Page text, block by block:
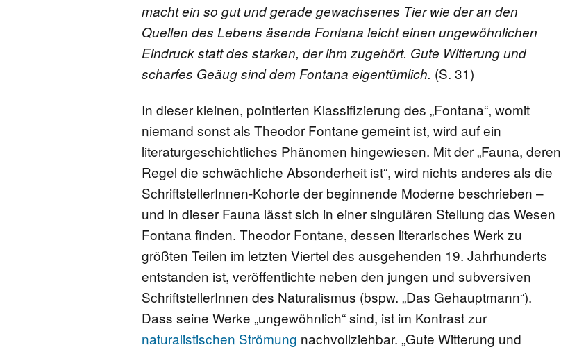
macht ein so gut und gerade gewachsenes Tier wie der an den
Quellen des Lebens äsende Fontana leicht einen ungewöhnlichen
Eindruck statt des starken, der ihm zugehört. Gute Witterung und
scharfes Geäug sind dem Fontana eigentümlich. (S. 31)
In dieser kleinen, pointierten Klassifizierung des „Fontana“, womit
niemand sonst als Theodor Fontane gemeint ist, wird auf ein
literaturgeschichtliches Phänomen hingewiesen. Mit der „Fauna, deren
Regel die schwächliche Absonderheit ist“, wird nichts anderes als die
SchriftstellerInnen-Kohorte der beginnende Moderne beschrieben –
und in dieser Fauna lässt sich in einer singulären Stellung das Wesen
Fontana finden. Theodor Fontane, dessen literarisches Werk zu
größten Teilen im letzten Viertel des ausgehenden 19. Jahrhunderts
entstanden ist, veröffentlichte neben den jungen und subversiven
SchriftstellerInnen des Naturalismus (bspw. „Das Gehauptmann“).
Dass seine Werke „ungewöhnlich“ sind, ist im Kontrast zur
naturalistischen Strömung nachvollziehbar. „Gute Witterung und